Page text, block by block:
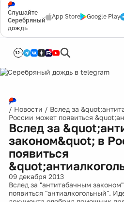
Слушайте
Серебряный
дождь
App Store Google Play
12+
/ Новости / Вслед за
России может появиться
Вслед за
законом&quot; в
появиться
09 декабря 2013
Вслед за "антитабачным
появиться "антиалкогольный".